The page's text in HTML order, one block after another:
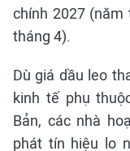
chính 2027
tháng 4).
Dù giá dầu leo
kinh tế phụ
Bản, các nhà
phát tín hiệu lo